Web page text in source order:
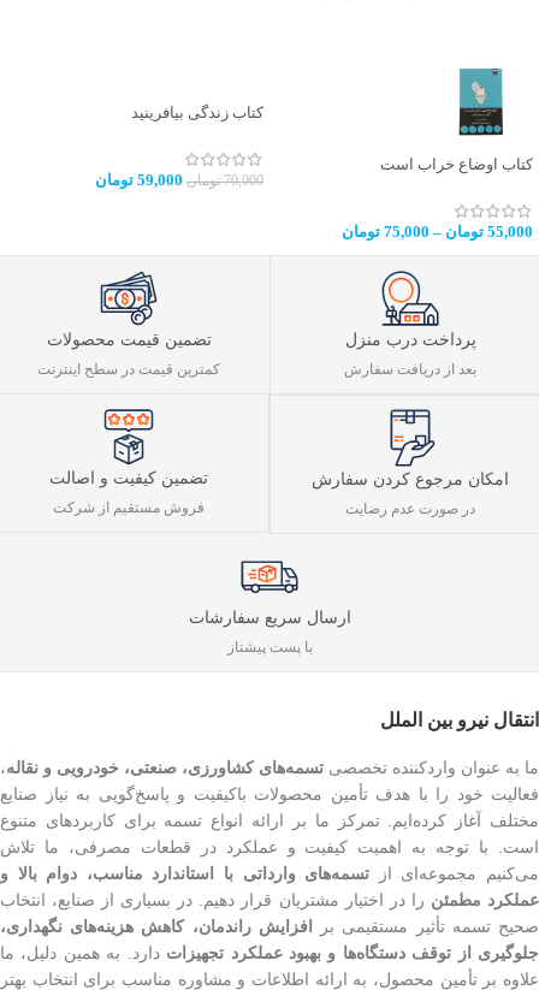
کتاب اوضاع خراب است
55,000 تومان –
75,000 تومان
کتاب زندگی بیافرینید
70,000 تومان 59,000 تومان
پرداخت درب منزل
بعد از دریافت سفارش
تضمین قیمت محصولات
کمترین قیمت در سطح اینترنت
امکان مرجوع کردن سفارش
در صورت عدم رضایت
تضمین کیفیت و اصالت
فروش مستقیم از شرکت
ارسال سریع سفارشات
با پست پیشتاز
انتقال نیرو بین الملل
ما به عنوان واردکننده تخصصی تسمه‌های کشاورزی، صنعتی، خودرویی و نقاله،
فعالیت خود را با هدف تأمین محصولات باکیفیت و پاسخ‌گویی به نیاز صنایع
مختلف آغاز کرده‌ایم. تمرکز ما بر ارائه انواع تسمه برای کاربردهای متنوع
است. با توجه به اهمیت کیفیت و عملکرد در قطعات مصرفی، ما تلاش
می‌کنیم مجموعه‌ای از تسمه‌های وارداتی با استاندارد مناسب، دوام بالا و
عملکرد مطمئن را در اختیار مشتریان قرار دهیم. در بسیاری از صنایع، انتخاب
صحیح تسمه تأثیر مستقیمی بر افزایش راندمان، کاهش هزینه‌های نگهداری،
جلوگیری از توقف دستگاه‌ها و بهبود عملکرد تجهیزات دارد. به همین دلیل، ما
علاوه بر تأمین محصول، به ارائه اطلاعات و مشاوره مناسب برای انتخاب بهتر